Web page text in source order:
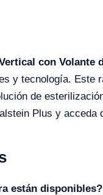
con Volante
y tecnología. Este
de
Plus y
están disponibles?